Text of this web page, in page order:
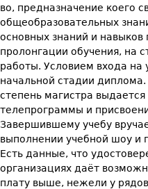
во, предназначение коего
общеобразовательных
основных знаний и
пролонгации обучения, на
работы. Условием входа на
начальной стадии
степень магистра
телепрограммы и
Завершившему учебу
выполнении учебной шоу и
Есть данные, что
организациях даёт
плату выше, нежели у